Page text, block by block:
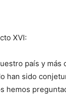
XVI:
país y
han sido
hemos